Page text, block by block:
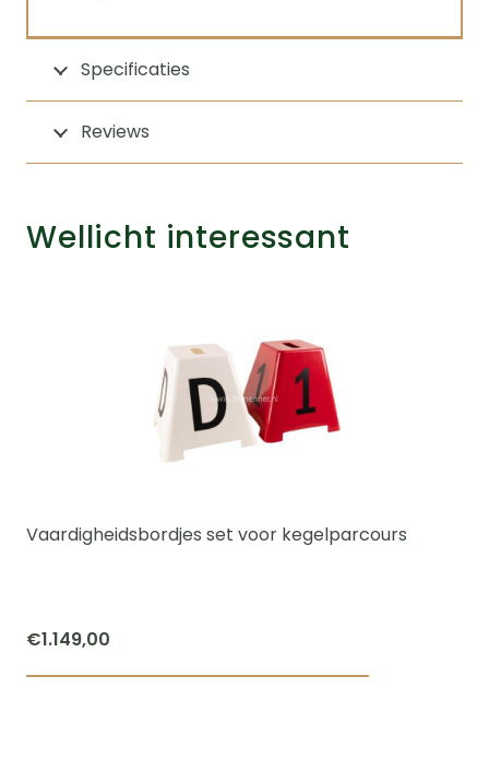
Specificaties
Reviews
Wellicht interessant
Vaardigheidsbordjes set voor kegelparcours
€1.149,00